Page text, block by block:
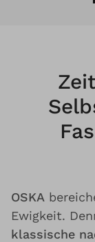
OSKA
Ewigkeit.
klassische